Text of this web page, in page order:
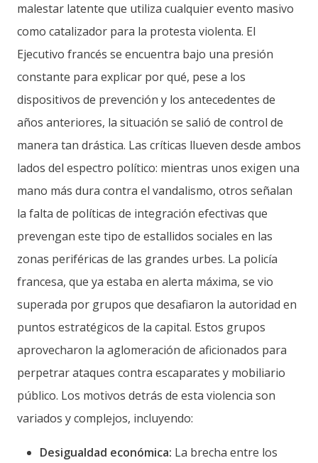
malestar latente que utiliza cualquier evento masivo
como catalizador para la protesta violenta. El
Ejecutivo francés se encuentra bajo una presión
constante para explicar por qué, pese a los
dispositivos de prevención y los antecedentes de
años anteriores, la situación se salió de control de
manera tan drástica. Las críticas llueven desde ambos
lados del espectro político: mientras unos exigen una
mano más dura contra el vandalismo, otros señalan
la falta de políticas de integración efectivas que
prevengan este tipo de estallidos sociales en las
zonas periféricas de las grandes urbes. La policía
francesa, que ya estaba en alerta máxima, se vio
superada por grupos que desafiaron la autoridad en
puntos estratégicos de la capital. Estos grupos
aprovecharon la aglomeración de aficionados para
perpetrar ataques contra escaparates y mobiliario
público. Los motivos detrás de esta violencia son
variados y complejos, incluyendo:
Desigualdad económica: La brecha entre los